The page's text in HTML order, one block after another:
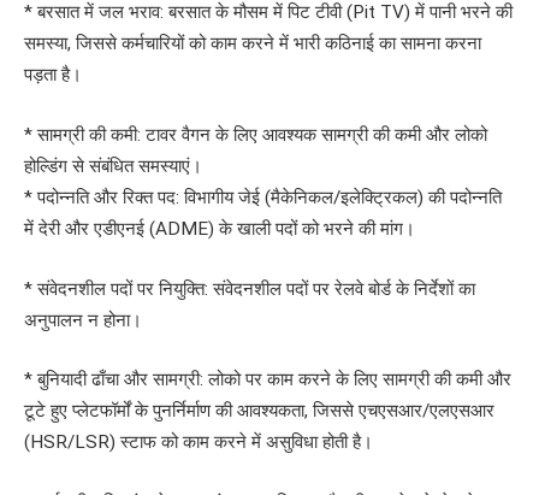
* बरसात में जल भराव: बरसात के मौसम में पिट टीवी (Pit TV) में पानी भरने की
समस्या, जिससे कर्मचारियों को काम करने में भारी कठिनाई का सामना करना
पड़ता है।
* सामग्री की कमी: टावर वैगन के लिए आवश्यक सामग्री की कमी और लोको
होल्डिंग से संबंधित समस्याएं।
* पदोन्नति और रिक्त पद: विभागीय जेई (मैकेनिकल/इलेक्ट्रिकल) की पदोन्नति
में देरी और एडीएनई (ADME) के खाली पदों को भरने की मांग।
* संवेदनशील पदों पर नियुक्ति: संवेदनशील पदों पर रेलवे बोर्ड के निर्देशों का
अनुपालन न होना।
* बुनियादी ढाँचा और सामग्री: लोको पर काम करने के लिए सामग्री की कमी और
टूटे हुए प्लेटफॉर्मों के पुनर्निर्माण की आवश्यकता, जिससे एचएसआर/एलएसआर
(HSR/LSR) स्टाफ को काम करने में असुविधा होती है।